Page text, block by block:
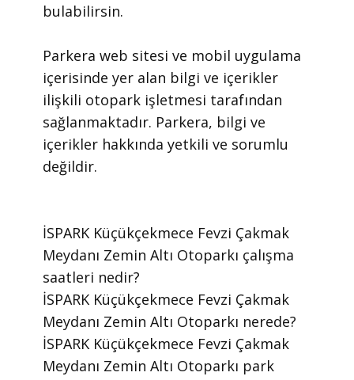
bulabilirsin.
​Parkera web sitesi ve mobil uygulama
içerisinde yer alan bilgi ve içerikler
ilişkili otopark işletmesi tarafından
sağlanmaktadır. Parkera, bilgi ve
içerikler hakkında yetkili ve sorumlu
değildir.
​İSPARK Küçükçekmece Fevzi Çakmak
Meydanı Zemin Altı Otoparkı çalışma
saatleri nedir?
​İSPARK Küçükçekmece Fevzi Çakmak
Meydanı Zemin Altı Otoparkı nerede?
​İSPARK Küçükçekmece Fevzi Çakmak
Meydanı Zemin Altı Otoparkı park